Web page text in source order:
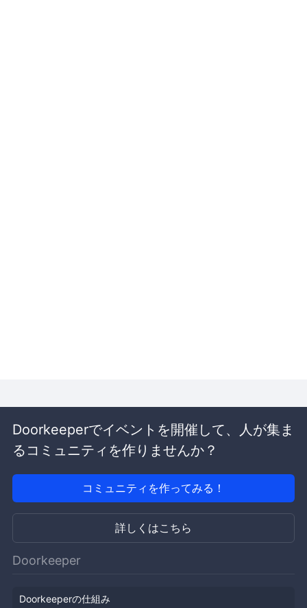
Doorkeeperでイベントを開催して、人が集ま
るコミュニティを作りませんか？
コミュニティを作ってみる！
詳しくはこちら
Doorkeeper
Doorkeeperの仕組み